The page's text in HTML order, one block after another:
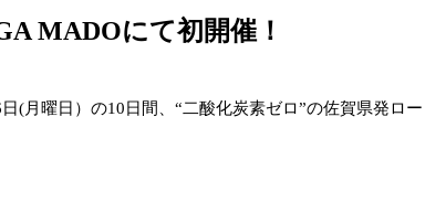
MADOにて初開催！
(月曜日）の10日間、“二酸化炭素ゼロ”の佐賀県発ロー